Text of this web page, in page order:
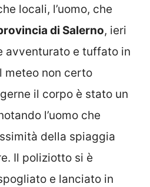
locali, l’uomo, che
di Salerno, ieri
avventurato e tuffato in
meteo non certo
il corpo è stato un
l’uomo che
della spiaggia
Il poliziotto si è
e lanciato in